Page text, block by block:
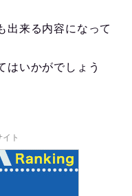
出来る内容になって
はいかがでしょう
ト